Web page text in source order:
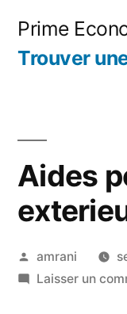
Prime
Trouver
Aides
Publié
par
amrani
Laisser un